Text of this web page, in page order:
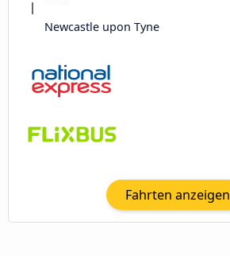
Newcastle upon Tyne
Fahrten anzeigen